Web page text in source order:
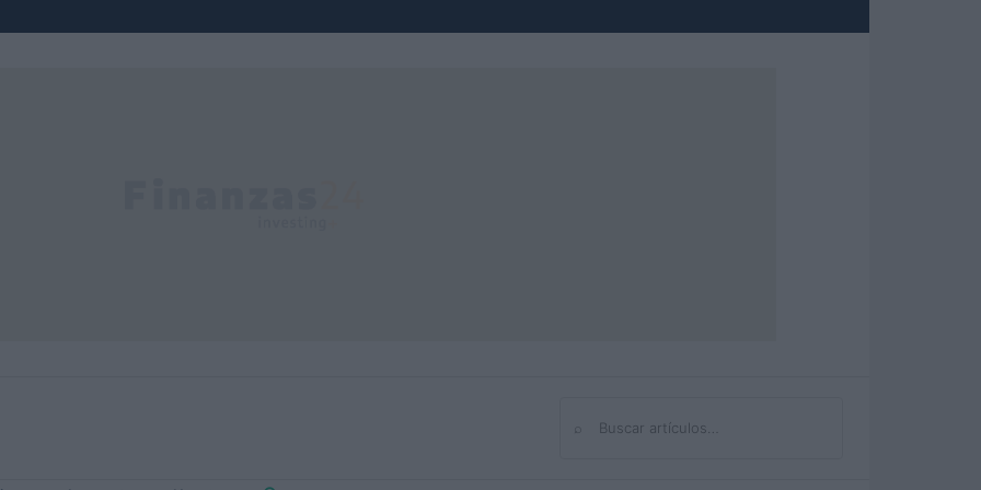
Buscar